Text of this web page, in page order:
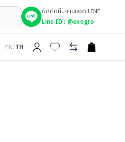
ติดต่อทีมงานแอด LINE
Line ID : @exogro
EN/TH open